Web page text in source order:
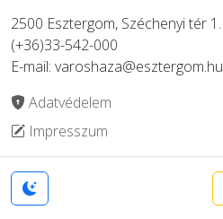
2500 Esztergom, Széchenyi tér 1.
(+36)33-542-000
E-mail: varoshaza@esztergom.hu
Adatvédelem
Impresszum